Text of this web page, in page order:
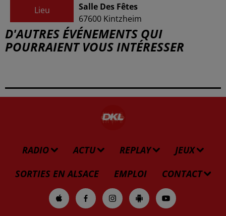
Lieu
Salle Des Fêtes
67600 Kintzheim
D'AUTRES ÉVÉNEMENTS QUI
POURRAIENT VOUS INTÉRESSER
RADIO ACTU REPLAY
JEUX
SORTIES EN ALSACE
EMPLOI CONTACT